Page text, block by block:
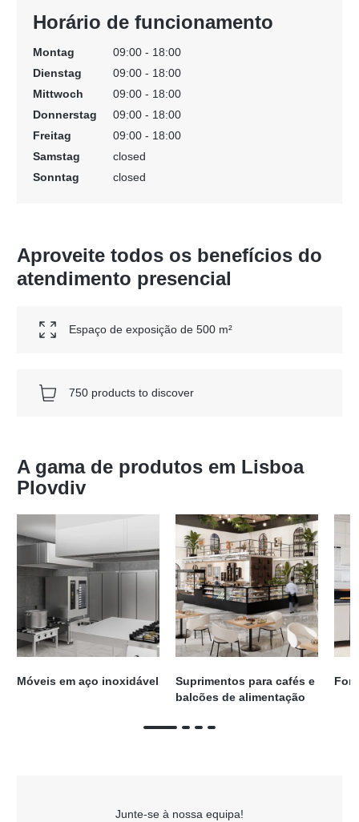
Horário de funcionamento
Montag
09:00 - 18:00
Dienstag
09:00 - 18:00
Mittwoch
09:00 - 18:00
Donnerstag
09:00 - 18:00
Freitag
09:00 - 18:00
Samstag
closed
Sonntag
closed
Aproveite todos os benefícios do
atendimento presencial
Espaço de exposição de 500 m²
750 products to discover
A gama de produtos em Lisboa
Plovdiv
Móveis em aço inoxidável
Suprimentos para cafés e
balcões de alimentação
Junte-se à nossa equipa!